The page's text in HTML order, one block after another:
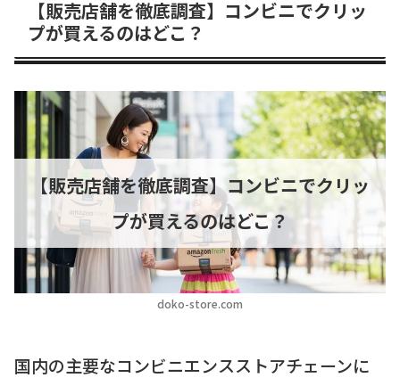
【販売店舗を徹底調査】コンビニでクリッ
プが買えるのはどこ？
doko-store.com
【販売店舗を徹底調査】コンビニでクリッ
プが買えるのはどこ？
国内の主要なコンビニエンスストアチェーンに